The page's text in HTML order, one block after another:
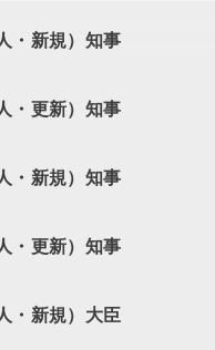
・新規）知事
・更新）知事
・新規）知事
・更新）知事
・新規）大臣